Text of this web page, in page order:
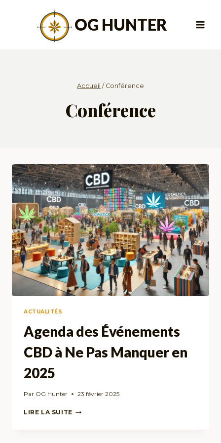
OG HUNTER
Accueil / Conférence
Conférence
ACTUALITÉS
Agenda des Événements
CBD à Ne Pas Manquer en
2025
Par OG Hunter 23 février 2025
LIRE LA SUITEAGENDA